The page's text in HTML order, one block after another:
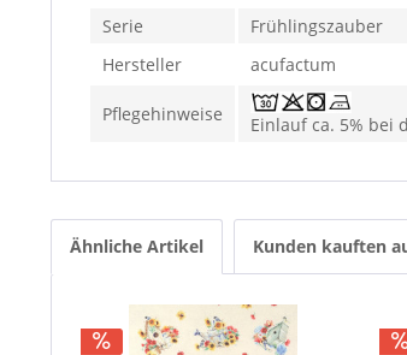
Serie
Frühlingszauber
Hersteller
acufactum
Pflegehinweise Einlauf ca. 5% bei
Ähnliche Artikel Kunden kauften